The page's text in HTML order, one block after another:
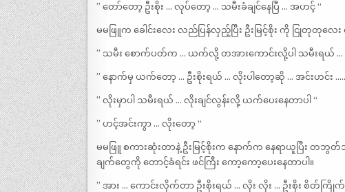
” တော်တော့ ဦးစိုး … လုပ်တော့ … သမီးခံချင်နေပြီ … အဟင့် “
မမဖြူက ခေါင်းလေး လည်ပြန်လှည့်ပြီး ဦးမြင့်စိုး ကို ငြုတုတုလေး ပ
” သမီး စောက်ပတ်က … ယက်လို့ တအားကောင်းလို့ပါ သမီးရယ် …
” နောက်မှ ယက်တော့ … ဦးစိုးရယ် … လိုးပါတော့ဆို … အင်းဟင်း …… ရှီးး
” လိုးမှာပါ သမီးရယ် … လိုးချင်လွန်းလို့ ယက်ပေးနေတာပါ “
” ဟင့်အင်းကွာ … လိုးတော့ “
မမဖြူ စကားဆုံးတာနဲ့ ဦးမြင့်စိုးက နောက်က နေရာယူပြီး တ
ချက်တွေကို တောင့်ခံရင်း ဖင်ကြီး ကော့ကော့ပေးနေတာပါ။
” အား … ကောင်းလိုက်တာ ဦးစိုးရယ် … လိုး လိုး … ဦးစိုး စိတ်ကြို